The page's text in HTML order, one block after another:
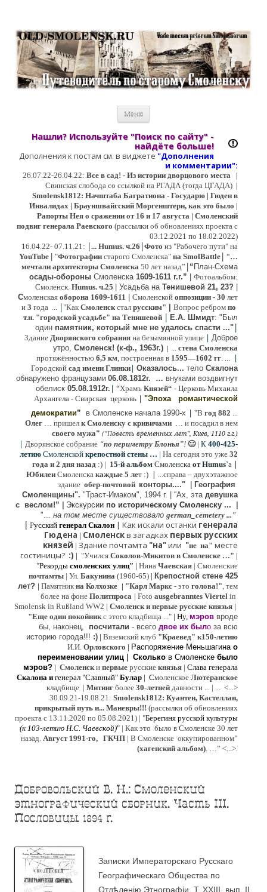
открытки, карты …
Меню
Нашли? Используйте "Поиск по сайту" -
найдёте больше!
Дополнения к постам см. в виджете "Дополнения
и комментарии":
26.07.22-26.04.22: Все в сад! - Из истории дворцового места
|
Свинская слобода со ссылкой на РГАДА (тогда ЦГАДА) |
Smolensk1812: Начштаба Багратиона - Государю | Гюден в
Инвалидах | Брауншвайгский Моргенштерн, как это было |
Рапорты Нея о сражении от 16 и 17 августа | Смоленский
подвиг генерала Раевского (рассылки об обновлениях проекта с
03.12.2021 по 18.02.2022)
16.04.22- 07.11.21: |... Humus. ч.26 |Фото из "Рабочего пути" на
YouTube
"Фотографии старого Смоленска" на SmolBattle | “…
мечтали архитекторы Смоленска 50 лет назад” | “ План-Схема
осады-обороны Смоленска 1609-1611 г.г.”
Фотоальбом:
Смоленск. Humus. ч.25 | Усадьба на Тенишевой 21, 23?
Смоленская оборона 1609-1611 Смоленской оппозиции - 30 лет
и 3 года ... |"Как Смоленскстал русским" Вопрос ребром по
т.н. "городской усадьбе" на Тенишевой | Е.А. Шмидт: "Был
один памятник, который мне не удалось спасти ..." |
Здание Дворянского собрания на безымянной улице | Доброе
утро, Смоленск! (к-ф., 1963г.) | ... стена Смоленска
протяжённостью 6,5 км, построенная в 1595—1602 гг. ... |
Городской сад имени Глинки | Оказалось... тело Скалона
обнаружено французами 06.08.1812г. … внуками воздвигнут
обелиск 05.08.1912г. | “Храмъ Князей“ - Церковь Михаила
Архангела - Свирская церковь | "Эпохаромантической
демократии” в Смоленске начала 1990-х | "В год 882 ...
Олег … пришел к Смоленску с кривичами … и посадил в нем
своего мужа" ("Повесть временных лет", Киев, 1110 г.г.)
| Дворянское собрание “по периметру Блонья”! 🙂| К 400-425-
летию Смоленской крепостной стены … | На сегодня это уже 32
года и 2 дня назад :) | 15-й альбом Смоленска от Humus`a |
Юбилеи Смоленска каждые 5 лет :) | ...справа – двухэтажное
здание обер-почтовой конторы...."
Гeография
Cмоленщины". "Траст-Имаком", 1994 г. “Ах, эта девушка
с веслом!”
Экскурсии по историческому Смоленску ...
"... на том месте существовало german_cemetery ..."
| Русский генерал Скалон | Как искали останки генерала
Гюдена | Смоленскв загадках первых русских
князей | Здание почтамта "на"или "не на" месте
гостиницы? :) | "Учился Соколов-Микитов в Смоленске …" |
"Рекорды смоленских улиц" | Нина Чаевская | Смоленские
почтамты | Ул. Бакунина (1960-65) | Крепостной стене 425
лет? | Памятник на Колхозке | "Карл Маркс - это голова!", тем
более на фоне Политпроса | Foto ausgebranntes Viertel in
Smolensk in Rußland WW2 | Смоленск и первые русские князья |
"Еще один покойникс этого кладбища ..." | Ну, мэров вроде
бы, наконец, посчитали - всего двое их было за всю
историю города!!! :) | Вяземский клуб "Краевед" к150-летию
И.И. Орловского | Распоряжение Меньшагина о
переименовании улиц
Сколько в Смоленске было
мэров? | Смоленски первые русские князья | Слава генерала
Скалона и генерал "Славный" Булар | Смоленское Лютерaнское
кладбище | Митинг более 30-летней давности ... | ... <...>
30.09.21-19.08.21: Smolensk1812: Куантен, Кастеллан,
прикрытый путь и... Маневры!!! (рассылки об обновлениях
проекта с 13.11.2020 по 05.08.2021) | "Берегиня русской культуры
(к 103-летию Н.С. Чаевской)" | Как это было в Смоленске 30 лет
назад. Август 1991-го, ГКЧП | В Смоленске оккупированном”
(хагенский альбом). …” <...>.
Добровольский В. Н.: Смоленский
этнографический сборник. Часть III.
Пословицы. 1894 г.
Записки Императорскаго Русскаго
Географическаго Общества по
Отдѣленiю Этнографiи. Т. XXIII, вып. II.